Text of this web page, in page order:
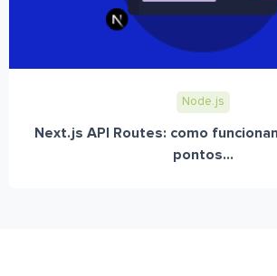
Node.js
Next.js API Routes: como
pontos...